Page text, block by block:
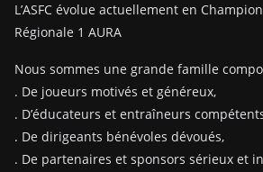
L’ASFC évolue actuellement en
Régionale 1 AURA
Nous sommes une grande famille
. De joueurs motivés et généreux,
. D’éducateurs et entraîneurs
. De dirigeants bénévoles dévoués,
. De partenaires et sponsors sérieux et